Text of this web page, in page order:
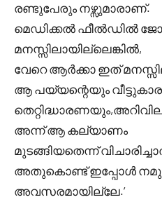
രണ്ടുപേരും നഴ്സുമാരാണ്.
മെഡിക്കൽ ഫീൽഡിൽ
മനസ്സിലായില്ലെങ്കിൽ,
വേറെ ആർക്കാ ഇത്‌
ആ പയ്യന്റെയും
അന്ന് ആ കല്യാണം
മുടങ്ങിയതെന്ന്
അതുകൊണ്ട് ഇപ്പോൾ
അവസരമായില്ലേ.’